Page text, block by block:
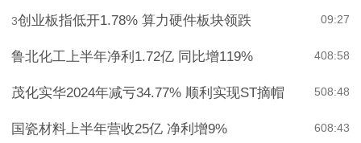
09:27
3创业板指低开1.78% 算力硬件板块领跌
08:58
4
鲁北化工上半年净利1.72亿 同比增119%
08:48
5
茂化实华2024年减亏34.77% 顺利实现ST摘帽
08:43
6
国瓷材料上半年营收25亿 净利增9%